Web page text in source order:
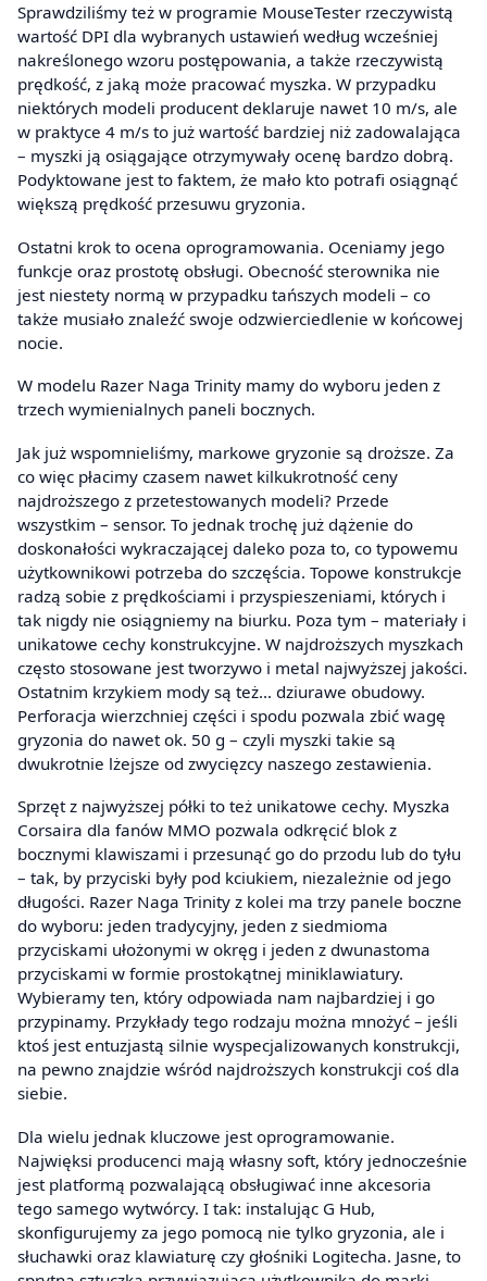
Sprawdziliśmy też w programie MouseTester rzeczywistą
wartość DPI dla wybranych ustawień według wcześniej
nakreślonego wzoru postępowania, a także rzeczywistą
prędkość, z jaką może pracować myszka. W przypadku
niektórych modeli producent deklaruje nawet 10 m/s, ale
w praktyce 4 m/s to już wartość bardziej niż zadowalająca
– myszki ją osiągające otrzymywały ocenę bardzo dobrą.
Podyktowane jest to faktem, że mało kto potrafi osiągnąć
większą prędkość przesuwu gryzonia.
Ostatni krok to ocena oprogramowania. Oceniamy jego
funkcje oraz prostotę obsługi. Obecność sterownika nie
jest niestety normą w przypadku tańszych modeli – co
także musiało znaleźć swoje odzwierciedlenie w końcowej
nocie.
W modelu Razer Naga Trinity mamy do wyboru jeden z
trzech wymienialnych paneli bocznych.
Jak już wspomnieliśmy, markowe gryzonie są droższe. Za
co więc płacimy czasem nawet kilkukrotność ceny
najdroższego z przetestowanych modeli? Przede
wszystkim – sensor. To jednak trochę już dążenie do
doskonałości wykraczającej daleko poza to, co typowemu
użytkownikowi potrzeba do szczęścia. Topowe konstrukcje
radzą sobie z prędkościami i przyspieszeniami, których i
tak nigdy nie osiągniemy na biurku. Poza tym – materiały i
unikatowe cechy konstrukcyjne. W najdroższych myszkach
często stosowane jest tworzywo i metal najwyższej jakości.
Ostatnim krzykiem mody są też… dziurawe obudowy.
Perforacja wierzchniej części i spodu pozwala zbić wagę
gryzonia do nawet ok. 50 g – czyli myszki takie są
dwukrotnie lżejsze od zwycięzcy naszego zestawienia.
Sprzęt z najwyższej półki to też unikatowe cechy. Myszka
Corsaira dla fanów MMO pozwala odkręcić blok z
bocznymi klawiszami i przesunąć go do przodu lub do tyłu
– tak, by przyciski były pod kciukiem, niezależnie od jego
długości. Razer Naga Trinity z kolei ma trzy panele boczne
do wyboru: jeden tradycyjny, jeden z siedmioma
przyciskami ułożonymi w okręg i jeden z dwunastoma
przyciskami w formie prostokątnej miniklawiatury.
Wybieramy ten, który odpowiada nam najbardziej i go
przypinamy. Przykłady tego rodzaju można mnożyć – jeśli
ktoś jest entuzjastą silnie wyspecjalizowanych konstrukcji,
na pewno znajdzie wśród najdroższych konstrukcji coś dla
siebie.
Dla wielu jednak kluczowe jest oprogramowanie.
Najwięksi producenci mają własny soft, który jednocześnie
jest platformą pozwalającą obsługiwać inne akcesoria
tego samego wytwórcy. I tak: instalując G Hub,
skonfigurujemy za jego pomocą nie tylko gryzonia, ale i
słuchawki oraz klawiaturę czy głośniki Logitecha. Jasne, to